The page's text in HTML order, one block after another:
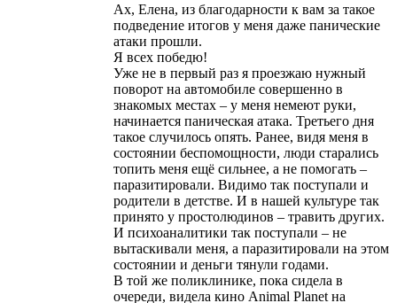
Ах, Елена, из благодарности к вам за такое
подведение итогов у меня даже панические
атаки прошли.
Я всех победю!
Уже не в первый раз я проезжаю нужный
поворот на автомобиле совершенно в
знакомых местах – у меня немеют руки,
начинается паническая атака. Третьего дня
такое случилось опять. Ранее, видя меня в
состоянии беспомощности, люди старались
топить меня ещё сильнее, а не помогать –
паразитировали. Видимо так поступали и
родители в детстве. И в нашей культуре так
принято у простолюдинов – травить других.
И психоаналитики так поступали – не
вытаскивали меня, а паразитировали на этом
состоянии и деньги тянули годами.
В той же поликлинике, пока сидела в
очереди, видела кино Animal Planet на